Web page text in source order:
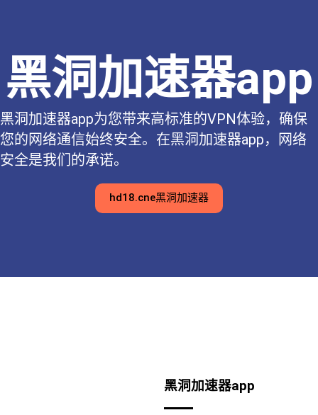
黑洞加速器app
黑洞加速器app为您带来高标准的VPN体验，确保
您的网络通信始终安全。在黑洞加速器app，网络
安全是我们的承诺。
hd18.cne黑洞加速器
黑洞加速器app